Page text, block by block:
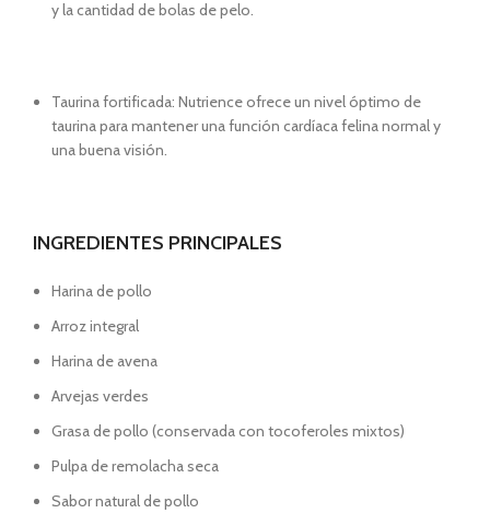
y la cantidad de bolas de pelo.
Taurina fortificada: Nutrience ofrece un nivel óptimo de
taurina para mantener una función cardíaca felina normal y
una buena visión.
INGREDIENTES PRINCIPALES
Harina de pollo
Arroz integral
Harina de avena
Arvejas verdes
Grasa de pollo (conservada con tocoferoles mixtos)
Pulpa de remolacha seca
Sabor natural de pollo